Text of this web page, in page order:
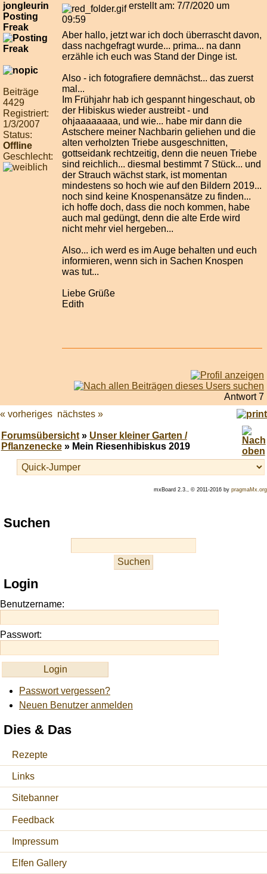
jongleurin
Posting
Freak
Beiträge
4429
Registriert:
1/3/2007
Status:
Offline
Geschlecht:
erstellt am: 7/7/2020 um
09:59
Aber hallo, jetzt war ich doch überrascht davon,
dass nachgefragt wurde... prima... na dann
erzähle ich euch was Stand der Dinge ist.
Also - ich fotografiere demnächst... das zuerst
mal...
Im Frühjahr hab ich gespannt hingeschaut, ob
der Hibiskus wieder austreibt - und
ohjaaaaaaaa, und wie... habe mir dann die
Astschere meiner Nachbarin geliehen und die
alten verholzten Triebe ausgeschnitten,
gottseidank rechtzeitig, denn die neuen Triebe
sind reichlich... diesmal bestimmt 7 Stück... und
der Strauch wächst stark, ist momentan
mindestens so hoch wie auf den Bildern 2019...
noch sind keine Knospenansätze zu finden...
ich hoffe doch, dass die noch kommen, habe
auch mal gedüngt, denn die alte Erde wird
nicht mehr viel hergeben...
Also... ich werd es im Auge behalten und euch
informieren, wenn sich in Sachen Knospen
was tut...
Liebe Grüße
Edith
Antwort 7
« vorheriges nächstes »
Forumsübersicht» Unser kleiner Garten /
Pflanzenecke» Mein Riesenhibiskus 2019
mxBoard 2.3., © 2011-2016 by pragmaMx.org
Play
best
site
https://onlineslots.money/
Suchen
Login
Benutzername:
Passwort:
Passwort vergessen?
Neuen Benutzer anmelden
Dies & Das
Rezepte
Links
Sitebanner
Feedback
Impressum
Elfen Gallery